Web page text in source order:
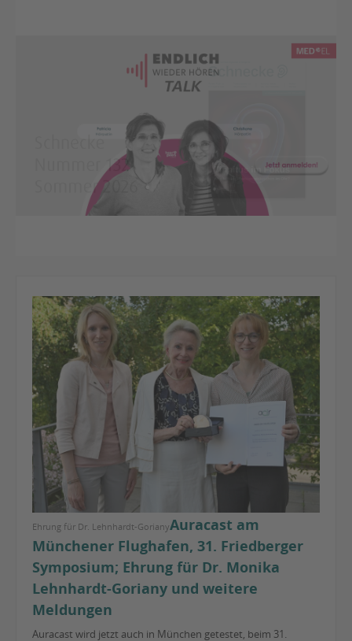
Ehrung für Dr. Lehnhardt-GorianyAuracast am
Münchener Flughafen, 31. Friedberger
Symposium; Ehrung für Dr. Monika
Lehnhardt-Goriany und weitere
Meldungen
Auracast wird jetzt auch in München getestet, beim 31.